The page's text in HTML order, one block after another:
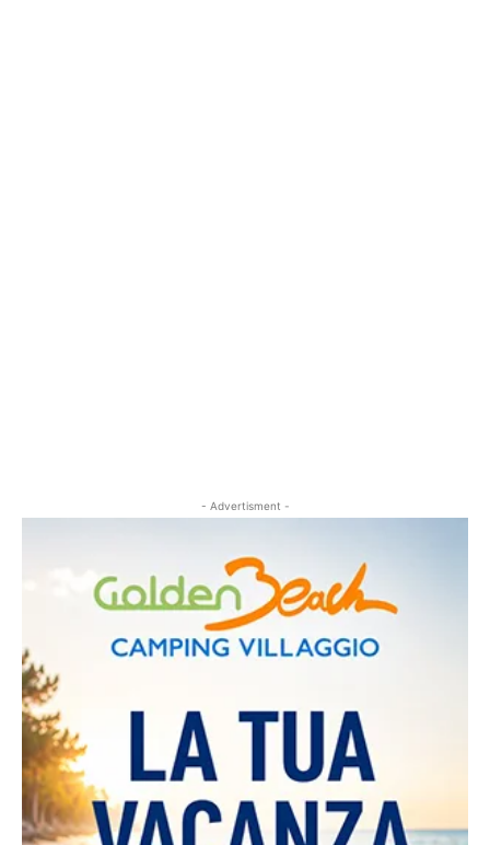
- Advertisment -